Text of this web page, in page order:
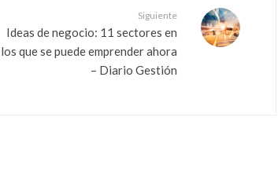
Siguiente
Ideas de negocio: 11 sectores en
los que se puede emprender ahora
– Diario Gestión